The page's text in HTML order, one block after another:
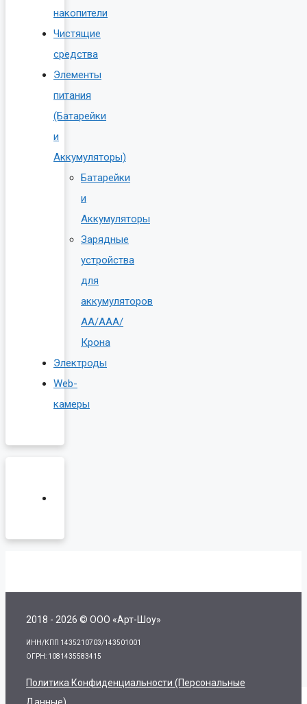
накопители
Чистящие
средства
Элементы
питания
(Батарейки
и
Аккумуляторы)
Батарейки
и
Аккумуляторы
Зарядные
устройства
для
аккумуляторов
AA/AAA/
Крона
Электроды
Web-
камеры
2018 - 2026 © ООО «Арт-Шоу»
ИНН/КПП 1435210703/143501001
ОГРН: 1081435583415
Политика Конфиденциальности (персональные